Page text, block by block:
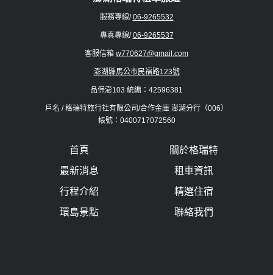
服務專線/06-9265532
專真專線/06-9265537
客服信箱 w770627@gmail.com
澎湖縣馬公市民福路123號
品保澎103 統編：42596381
戶名 / 格瑞特旅行社有限公司/合作金庫 澎湖分行（006）
帳號：0400717072560
首頁
關於格瑞特
最新消息
租車資訊
行程介紹
精選住宿
環島景點
聯絡我們